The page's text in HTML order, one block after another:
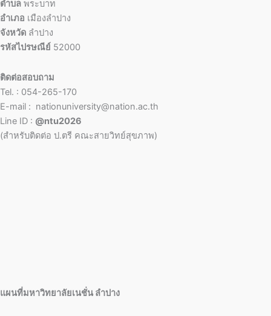
ตำบล พระบาท
อำเภอ เมืองลำปาง
จังหวัด ลำปาง
รหัสไปรษณีย์ 52000
ติดต่อสอบถาม
Tel. : 054-265-170
E-mail : nationuniversity@nation.ac.th
Line ID : @ntu2026
(สำหรับติดต่อ ป.ตรี คณะสายวิทย์สุขภาพ)
แผนที่มหาวิทยาลัยเนชั่น ลำปาง